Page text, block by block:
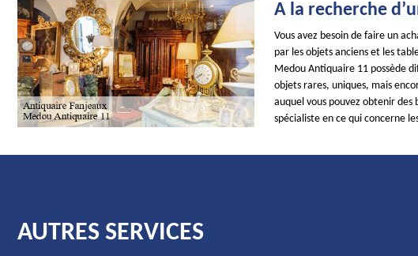
A la recherche
Vous avez besoin de faire un
par les objets anciens et les
Medou Antiquaire 11 possède
objets rares, uniques, mais
auquel vous pouvez obtenir des
spécialiste en ce qui concerne
AUTRES SERVICES